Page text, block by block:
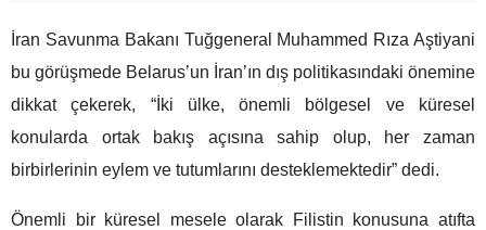
İran Savunma Bakanı Tuğgeneral Muhammed Rıza Aştiyani
bu görüşmede Belarus’un İran’ın dış politikasındaki önemine
dikkat çekerek, “İki ülke, önemli bölgesel ve küresel
konularda ortak bakış açısına sahip olup, her zaman
birbirlerinin eylem ve tutumlarını desteklemektedir” dedi.
Önemli bir küresel mesele olarak Filistin konusuna atıfta